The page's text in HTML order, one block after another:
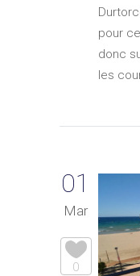
pour
donc
les
01
Mar
0